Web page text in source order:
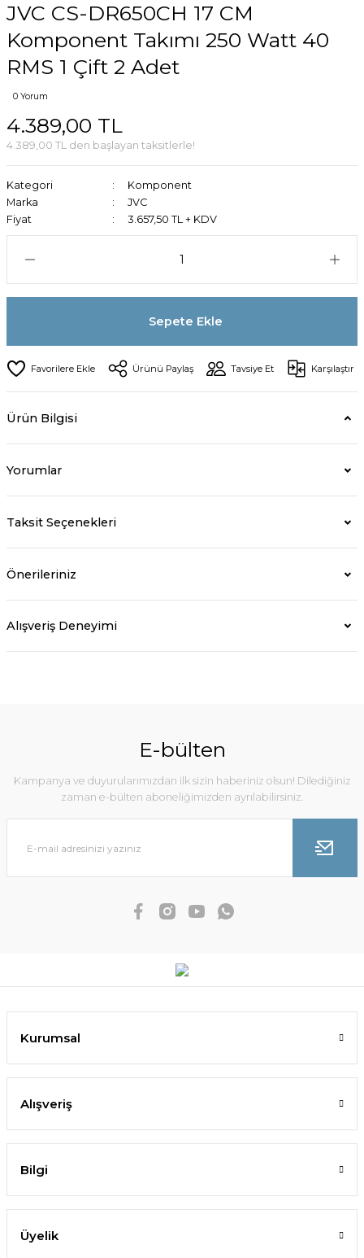
JVC CS-DR650CH 17 CM
Komponent Takımı 250 Watt 40
RMS 1 Çift 2 Adet
0 Yorum
4.389,00 TL
4.389,00 TL den başlayan taksitlerle!
Kategori
Komponent
Marka
JVC
Fiyat
3.657,50 TL + KDV
Sepete Ekle
Ürünü Paylaş Tavsiye Et Karşılaştır
Ürün Bilgisi
Yorumlar
Taksit Seçenekleri
Önerileriniz
Alışveriş Deneyimi
E-bülten
Kampanya ve duyurularımızdan ilk sizin haberiniz olsun! Dilediğiniz
zaman e-bülten aboneliğimizden ayrılabilirsiniz.
Kurumsal
Alışveriş
Bilgi
Üyelik